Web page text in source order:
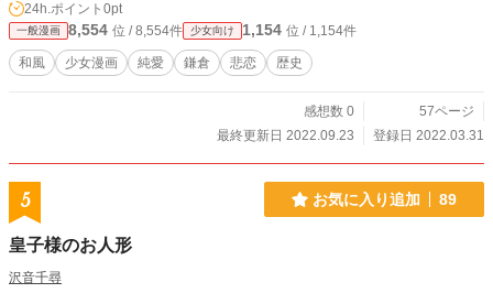
24h.ポイント 0pt
一般漫画 8,554 位 / 8,554件 少女向け 1,154 位 / 1,154件
和風 少女漫画 純愛 鎌倉 悲恋 歴史
感想数 0
57ページ
最終更新日 2022.09.23
登録日 2022.03.31
5 お気に入り追加 89
皇子様のお人形
沢音千尋